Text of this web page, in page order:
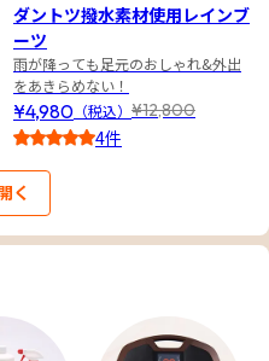
ダントツ撥水素材使用レインブ
ーツ
雨が降っても足元のおしゃれ&外出
をあきらめない！
¥4,980 （税込） ¥12,800
4件
く